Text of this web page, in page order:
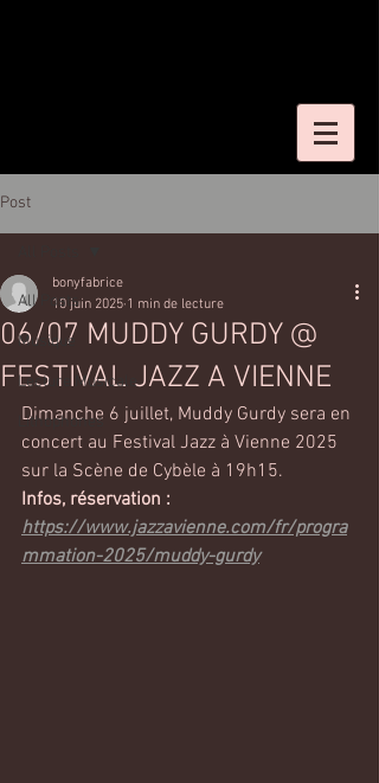
Post
All Posts
Musique
Lecture Musicale
Lithophones
06/07 MUDDY GURDY @
FESTIVAL JAZZ A VIENNE
bonyfabrice
10 juin 2025 1 min de lecture
Dimanche 6 juillet, Muddy Gurdy sera en
concert au Festival Jazz à Vienne 2025
sur la Scène de Cybèle à 19h15.
Infos, réservation :
https://www.jazzavienne.com/fr/progra
mmation-2025/muddy-gurdy